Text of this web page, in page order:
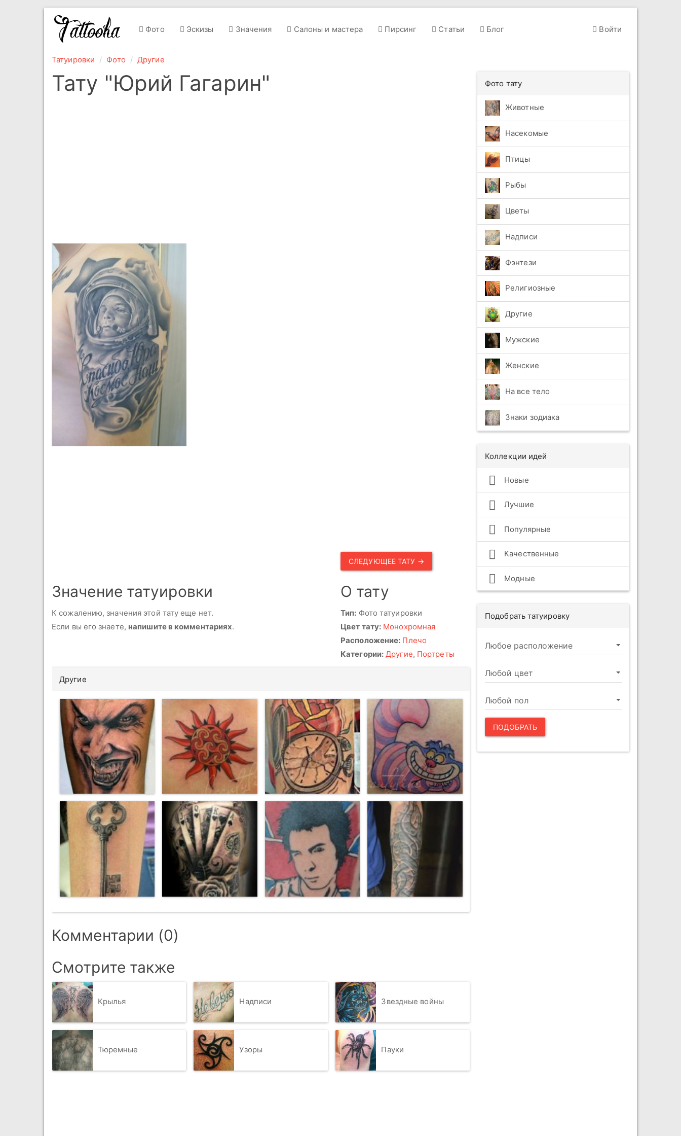
Фото Эскизы Значения Салоны и мастера Пирсинг Статьи Блог Войти
Татуировки Фото Другие
Тату "Юрий Гагарин"
СЛЕДУЮЩЕЕ ТАТУ →
Значение татуировки
К сожалению, значения этой тату еще нет.
Если вы его знаете, напишите в комментариях.
О тату
Тип: Фото татуировки
Цвет тату: Монохромная
Расположение: Плечо
Категории: Другие, Портреты
Другие
Комментарии (0)
Смотрите также
Крылья Надписи Звездные войны
Тюремные Узоры Пауки
Фото тату
Животные
Насекомые
Птицы
Рыбы
Цветы
Надписи
Фэнтези
Религиозные
Другие
Мужские
Женские
На все тело
Знаки зодиака
Коллекции идей
Новые
Лучшие
Популярные
Качественные
Модные
Подобрать татуировку
ПОДОБРАТЬ